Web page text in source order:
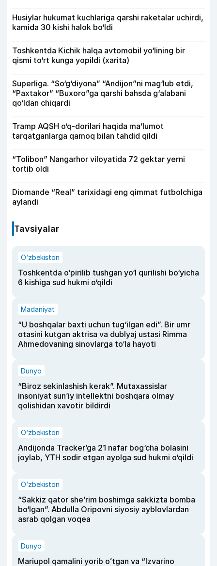
Husiylar hukumat kuchlariga qarshi raketalar uchirdi,
kamida 30 kishi halok bo‘ldi
Toshkentda Kichik halqa avtomobil yo‘lining bir
qismi to‘rt kunga yopildi (xarita)
Superliga. “So‘g‘diyona” “Andijon”ni mag‘lub etdi,
“Paxtakor” “Buxoro”ga qarshi bahsda g‘alabani
qo‘ldan chiqardi
Tramp AQSH o‘q-dorilari haqida ma’lumot
tarqatganlarga qamoq bilan tahdid qildi
“Tolibon” Nangarhor viloyatida 72 gektar yerni
tortib oldi
Diomande “Real” tarixidagi eng qimmat futbolchiga
aylandi
Tavsiyalar
O‘zbekiston
Toshkentda o‘pirilib tushgan yo‘l qurilishi bo‘yicha
6 kishiga sud hukmi o‘qildi
Madaniyat
“U boshqalar baxti uchun tug‘ilgan edi”. Bir umr
otasini kutgan aktrisa va dublyaj ustasi Rimma
Ahmedovaning sinovlarga to‘la hayoti
Dunyo
“Biroz sekinlashish kerak”. Mutaxassislar
insoniyat sun’iy intellektni boshqara olmay
qolishidan xavotir bildirdi
O‘zbekiston
Andijonda Tracker’ga 21 nafar bog‘cha bolasini
joylab, YTH sodir etgan ayolga sud hukmi o‘qildi
O‘zbekiston
“Sakkiz qator she’rim boshimga sakkizta bomba
bo‘lgan”. Abdulla Oripovni siyosiy ayblovlardan
asrab qolgan voqea
Dunyo
Mariupol qamalini yorib oʻtgan va “Izvarino